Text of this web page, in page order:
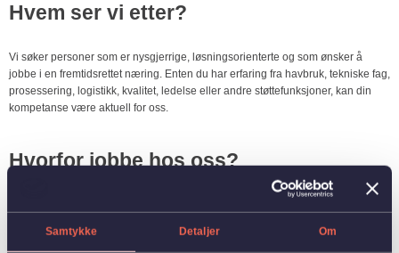
Samtykke Detaljer Om
Hvem ser vi etter?
Vi søker personer som er nysgjerrige, løsningsorienterte og som ønsker å
jobbe i en fremtidsrettet næring. Enten du har erfaring fra havbruk, tekniske fag,
prosessering, logistikk, kvalitet, ledelse eller andre støttefunksjoner, kan din
kompetanse være aktuell for oss.
Hvorfor jobbe hos oss?
Gode utviklingsmuligheter og faglig påfyll